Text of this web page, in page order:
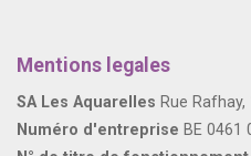
Mentions legales
SA Les Aquarelles Rue
Numéro d'entreprise BE 0461